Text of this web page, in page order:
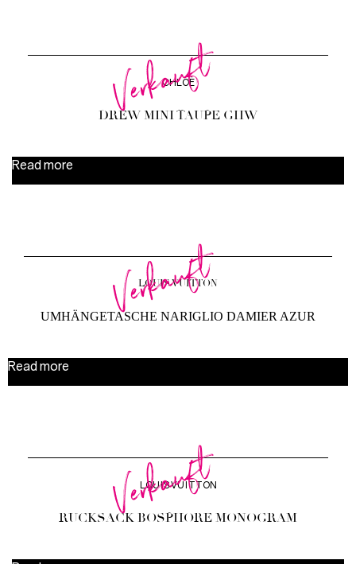
Verkauft
CHLOÈ
DREW MINI TAUPE GHW
Read more
Verkauft
LOUIS VUITTON
UMHÄNGETASCHE NARIGLIO DAMIER AZUR
Read more
Verkauft
LOUIS VUITTON
RUCKSACK BOSPHORE MONOGRAM